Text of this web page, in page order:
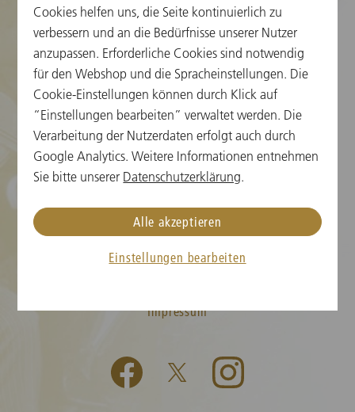
Cookie-Einstellungen
Karteninformation
Neujahrskonzert FAQs
Medien
Presse
Kontakt
Impressum
Cookies helfen uns, die Seite kontinuierlich zu
verbessern und an die Bedürfnisse unserer Nutzer
anzupassen. Erforderliche Cookies sind notwendig
für den Webshop und die Spracheinstellungen. Die
Cookie-Einstellungen können durch Klick auf
“Einstellungen bearbeiten” verwaltet werden. Die
Verarbeitung der Nutzerdaten erfolgt auch durch
Google Analytics. Weitere Informationen entnehmen
Sie bitte unserer Datenschutzerklärung.
Einstellungen bearbeiten
Alle akzeptieren